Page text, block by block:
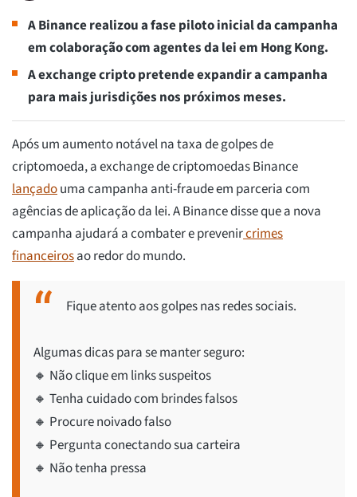
A Binance realizou a fase piloto inicial da campanha
em colaboração com agentes da lei em Hong Kong.
A exchange cripto pretende expandir a campanha
para mais jurisdições nos próximos meses.
Após um aumento notável na taxa de golpes de
criptomoeda, a exchange de criptomoedas Binance
lançadouma campanha anti-fraude em parceria com
agências de aplicação da lei. A Binance disse que a nova
campanha ajudará a combater e prevenircrimes
financeirosao redor do mundo.
Fique atento aos golpes nas redes sociais.
Algumas dicas para se manter seguro:
🔸 Não clique em links suspeitos
🔸 Tenha cuidado com brindes falsos
🔸 Procure noivado falso
🔸 Pergunta conectando sua carteira
🔸 Não tenha pressa